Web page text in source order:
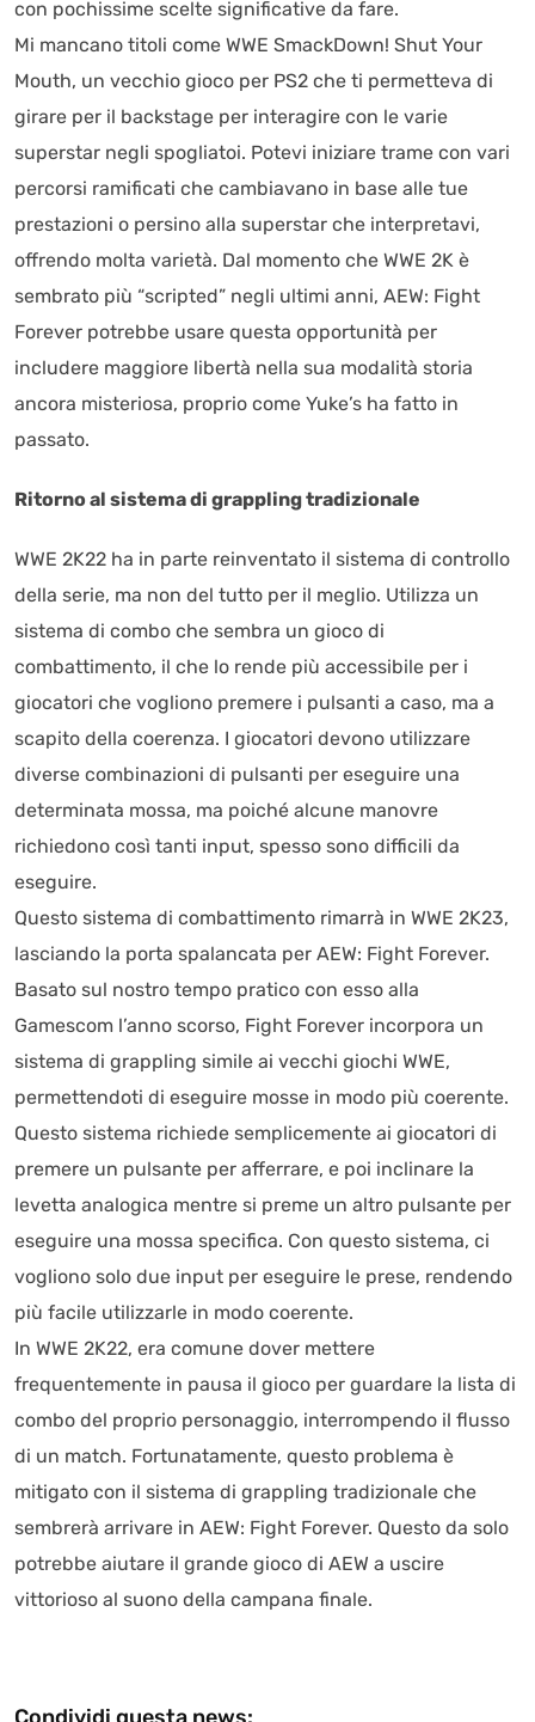
con pochissime scelte significative da fare.
Mi mancano titoli come WWE SmackDown! Shut Your
Mouth, un vecchio gioco per PS2 che ti permetteva di
girare per il backstage per interagire con le varie
superstar negli spogliatoi. Potevi iniziare trame con vari
percorsi ramificati che cambiavano in base alle tue
prestazioni o persino alla superstar che interpretavi,
offrendo molta varietà. Dal momento che WWE 2K è
sembrato più “scripted” negli ultimi anni, AEW: Fight
Forever potrebbe usare questa opportunità per
includere maggiore libertà nella sua modalità storia
ancora misteriosa, proprio come Yuke’s ha fatto in
passato.
Ritorno al sistema di grappling tradizionale
WWE 2K22 ha in parte reinventato il sistema di controllo
della serie, ma non del tutto per il meglio. Utilizza un
sistema di combo che sembra un gioco di
combattimento, il che lo rende più accessibile per i
giocatori che vogliono premere i pulsanti a caso, ma a
scapito della coerenza. I giocatori devono utilizzare
diverse combinazioni di pulsanti per eseguire una
determinata mossa, ma poiché alcune manovre
richiedono così tanti input, spesso sono difficili da
eseguire.
Questo sistema di combattimento rimarrà in WWE 2K23,
lasciando la porta spalancata per AEW: Fight Forever.
Basato sul nostro tempo pratico con esso alla
Gamescom l’anno scorso, Fight Forever incorpora un
sistema di grappling simile ai vecchi giochi WWE,
permettendoti di eseguire mosse in modo più coerente.
Questo sistema richiede semplicemente ai giocatori di
premere un pulsante per afferrare, e poi inclinare la
levetta analogica mentre si preme un altro pulsante per
eseguire una mossa specifica. Con questo sistema, ci
vogliono solo due input per eseguire le prese, rendendo
più facile utilizzarle in modo coerente.
In WWE 2K22, era comune dover mettere
frequentemente in pausa il gioco per guardare la lista di
combo del proprio personaggio, interrompendo il flusso
di un match. Fortunatamente, questo problema è
mitigato con il sistema di grappling tradizionale che
sembrerà arrivare in AEW: Fight Forever. Questo da solo
potrebbe aiutare il grande gioco di AEW a uscire
vittorioso al suono della campana finale.